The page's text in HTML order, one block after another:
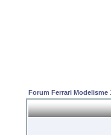
Forum Ferrari Modelisme